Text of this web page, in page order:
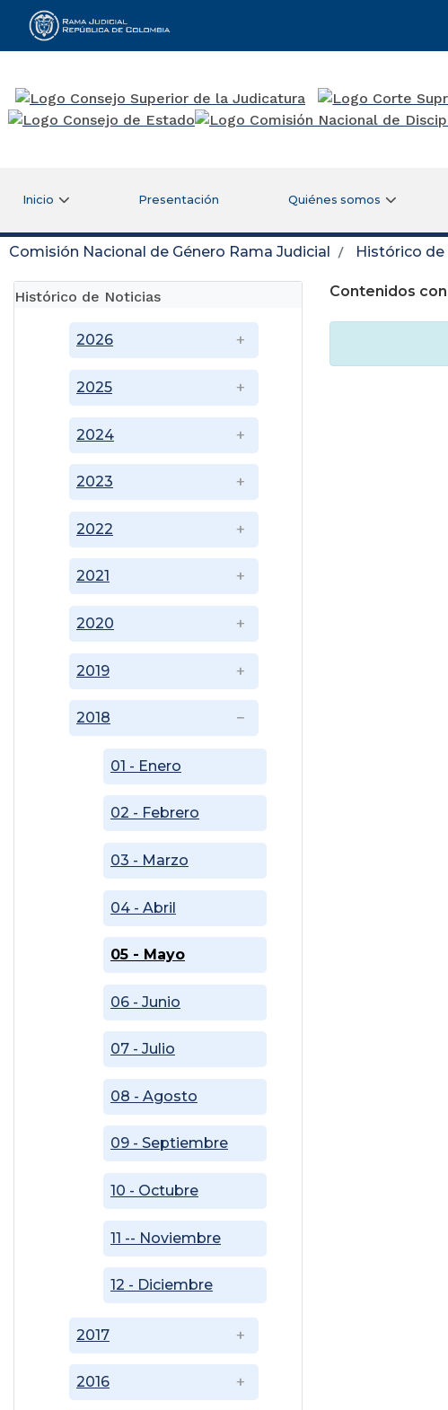
Rama Judicial
Inicio Presentación Quiénes somos
Comisión Nacional de Género Rama Judicial Histórico
Histórico de Noticias
2016
2017
2018
01 - Enero
02 - Febrero
03 - Marzo
04 - Abril
05 - Mayo
06 - Junio
07 - Julio
08 - Agosto
09 - Septiembre
10 - Octubre
11 -- Noviembre
12 - Diciembre
2019
2020
2021
2022
2023
2024
2025
2026
Contenidos